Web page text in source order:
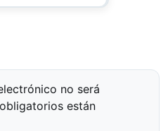
no será
están